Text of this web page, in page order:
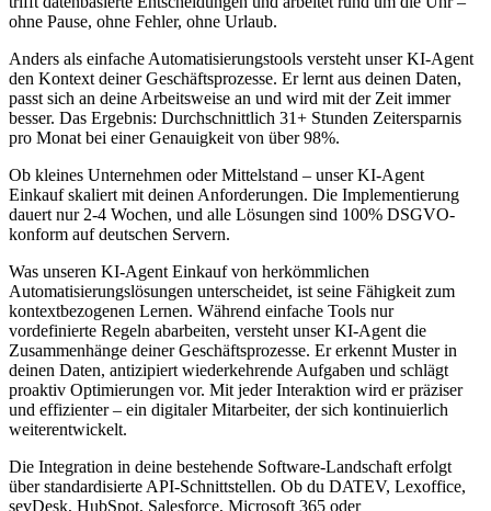
ohne Pause, ohne Fehler, ohne Urlaub.
Anders als einfache Automatisierungstools versteht unser KI-Agent
den Kontext deiner Geschäftsprozesse. Er lernt aus deinen Daten,
passt sich an deine Arbeitsweise an und wird mit der Zeit immer
besser. Das Ergebnis: Durchschnittlich 31+ Stunden Zeitersparnis
pro Monat bei einer Genauigkeit von über 98%.
Ob kleines Unternehmen oder Mittelstand – unserKI-Agent
Einkaufskaliert mit deinen Anforderungen. Die Implementierung
dauert nur 2-4 Wochen, und alle Lösungen sind 100% DSGVO-
konform auf deutschen Servern.
Was unseren KI-Agent Einkaufvon herkömmlichen
Automatisierungslösungen unterscheidet, ist seine Fähigkeit zum
kontextbezogenen Lernen. Während einfache Tools nur
vordefinierte Regeln abarbeiten, versteht unser KI-Agent die
Zusammenhänge deiner Geschäftsprozesse. Er erkennt Muster in
deinen Daten, antizipiert wiederkehrende Aufgaben und schlägt
proaktiv Optimierungen vor. Mit jeder Interaktion wird er präziser
und effizienter – ein digitaler Mitarbeiter, der sich kontinuierlich
weiterentwickelt.
Die Integration in deine bestehende Software-Landschaft erfolgt
über standardisierte API-Schnittstellen. Ob du DATEV, Lexoffice,
sevDesk, HubSpot, Salesforce, Microsoft 365 oder